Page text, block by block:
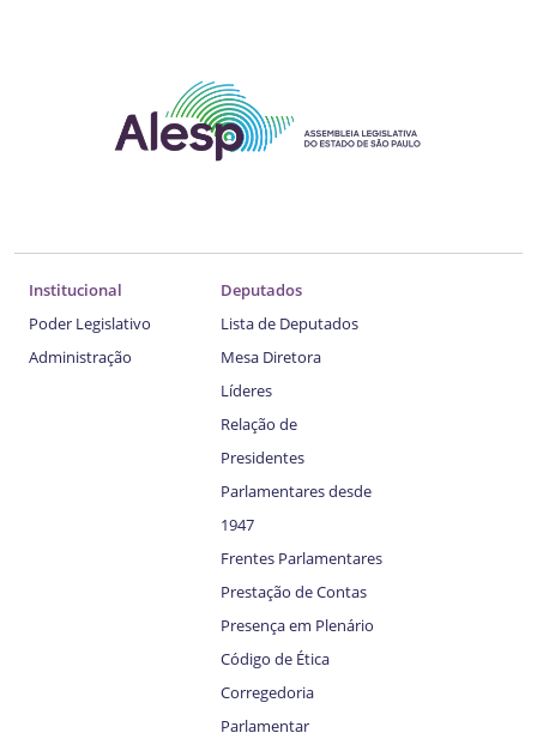
Institucional
Poder Legislativo
Administração
Deputados
Lista de Deputados
Mesa Diretora
Líderes
Relação de
Presidentes
Parlamentares desde
1947
Frentes Parlamentares
Prestação de Contas
Presença em Plenário
Código de Ética
Corregedoria
Parlamentar